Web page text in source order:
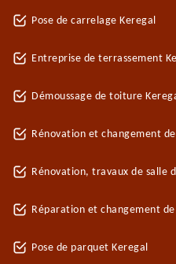
Pose de carrelage Keregal
Entreprise de terrassement
Démoussage de toiture
Rénovation et changement
Rénovation, travaux de salle
Réparation et changement
Pose de parquet Keregal